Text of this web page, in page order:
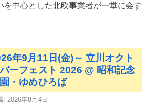
を中心とした北欧事業者が一堂に会す
年9月11日(金)～ 立川オクト
ーフェスト 2026 @ 昭和記念
・ゆめひろば
: 2026年8月4日